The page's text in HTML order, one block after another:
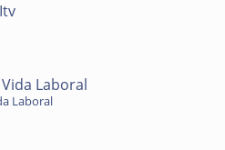
Laboral
Laboral